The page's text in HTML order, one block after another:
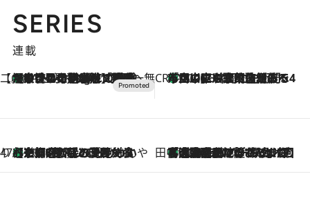
SERIES
連載
【CREA×星野リゾート】唯一無二。癒しと発見が待つ場所へ
11 Hours Ago
【トンボの足水浴】ヒノキの香りに包まれて涼感マックス！約13℃の湧水かけ流しを避暑地「星野温泉 トンボの湯」で体験 CREA'S CHOICE
2026.8.7
「立川にも歌舞伎があるんだよ」 片岡仁左衛門・市川中車ら豪華座組みで4年目の立川立飛歌舞伎へ
47都道府県の手みやげ ひんやりスイーツで夏を満喫
2026.8.7
【京都府】この夏絶対食べたい 冷やしておいしいおやつ3選 ひと口目から心を掴む新緑のテリーヌ 田中稲の勝手に再ブーム
2026.8.7
「湘南乃風に憧れて」観客大盛上がりの“タオル回し”に、ラッパー顔負けの高速歌唱まで…さだまさし（74）のアグレッシブすぎる現在地